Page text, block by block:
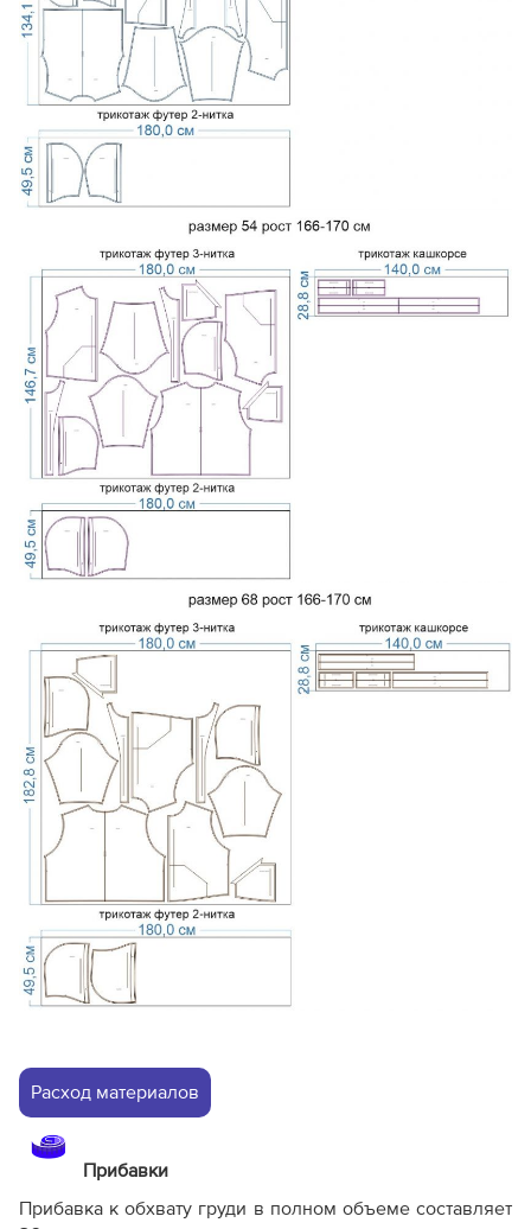
Расход материалов
Прибавки
Прибавка к обхвату груди в полном объеме составляет